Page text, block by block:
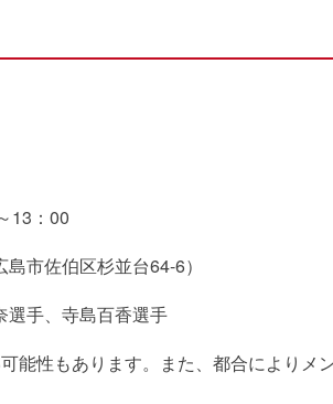
13：00
市佐伯区杉並台64-6）
選手、寺島百香選手
能性もあります。また、都合によりメ